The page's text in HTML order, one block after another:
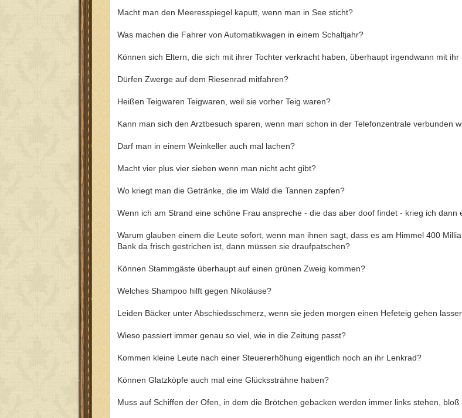
Macht man den Meeresspiegel kaputt, wenn man in See sticht?
Was machen die Fahrer von Automatikwagen in einem Schaltjahr?
Können sich Eltern, die sich mit ihrer Tochter verkracht haben, überhaupt irgendwann mit ihr
Dürfen Zwerge auf dem Riesenrad mitfahren?
Heißen Teigwaren Teigwaren, weil sie vorher Teig waren?
Kann man sich den Arztbesuch sparen, wenn man schon in der Telefonzentrale verbunden
Darf man in einem Weinkeller auch mal lachen?
Macht vier plus vier sieben wenn man nicht acht gibt?
Wo kriegt man die Getränke, die im Wald die Tannen zapfen?
Wenn ich am Strand eine schöne Frau anspreche - die das aber doof findet - krieg ich dann
Warum glauben einem die Leute sofort, wenn man ihnen sagt, dass es am Himmel 400
Bank da frisch gestrichen ist, dann müssen sie draufpatschen?
Können Stammgäste überhaupt auf einen grünen Zweig kommen?
Welches Shampoo hilft gegen Nikoläuse?
Leiden Bäcker unter Abschiedsschmerz, wenn sie jeden morgen einen Hefeteig gehen
Wieso passiert immer genau so viel, wie in die Zeitung passt?
Kommen kleine Leute nach einer Steuererhöhung eigentlich noch an ihr Lenkrad?
Können Glatzköpfe auch mal eine Glückssträhne haben?
Muss auf Schiffen der Ofen, in dem die Brötchen gebacken werden immer links stehen,